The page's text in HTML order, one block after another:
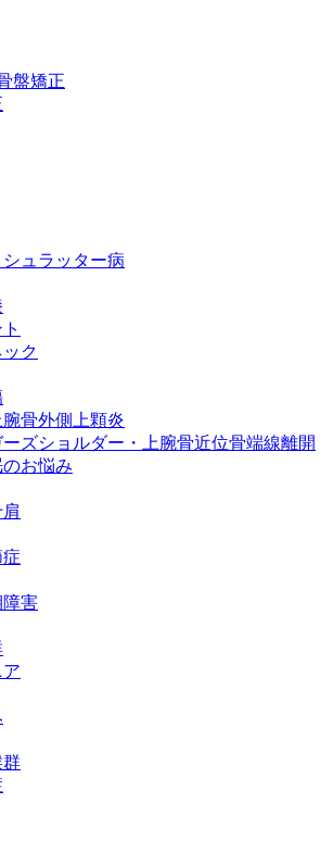
盤矯正
ュラッター病
ク
骨外側上顆炎
ズショルダー・上腕骨近位骨端線離開
お悩み
害
群